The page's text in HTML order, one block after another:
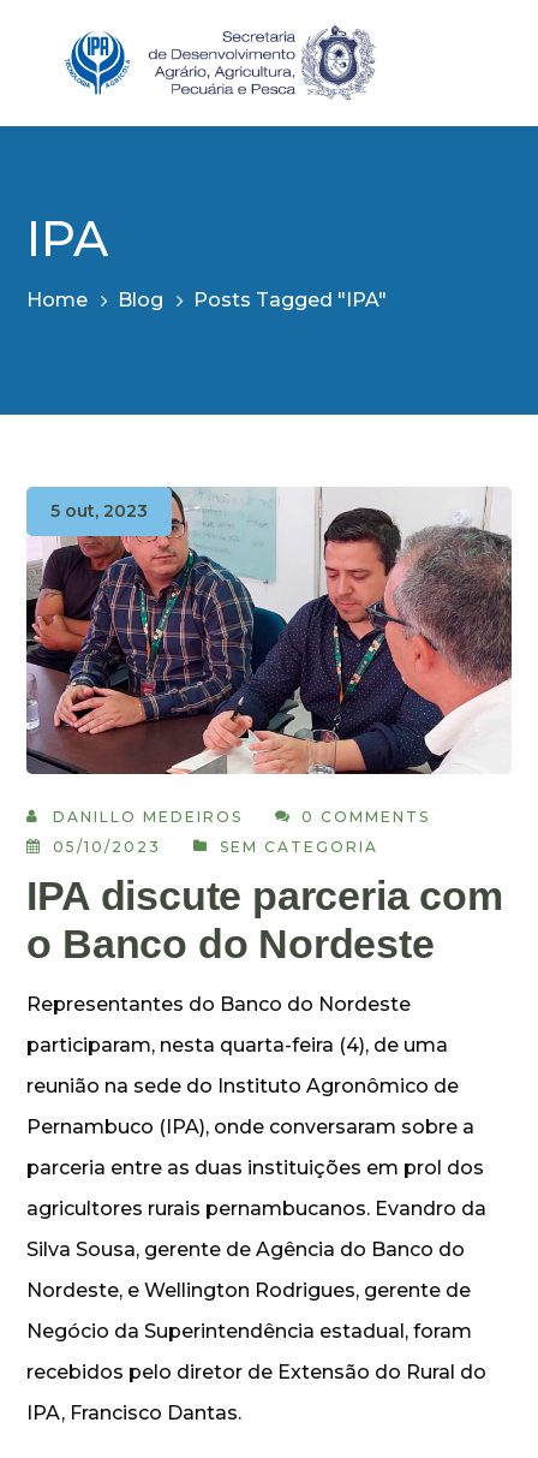
IPA
Home Blog Posts Tagged "IPA"
5 out, 2023
DANILLO MEDEIROS
0 COMMENTS
05/10/2023
SEM CATEGORIA
IPA discute parceria com
o Banco do Nordeste
Representantes do Banco do Nordeste
participaram, nesta quarta-feira (4), de uma
reunião na sede do Instituto Agronômico de
Pernambuco (IPA), onde conversaram sobre a
parceria entre as duas instituições em prol dos
agricultores rurais pernambucanos. Evandro da
Silva Sousa, gerente de Agência do Banco do
Nordeste, e Wellington Rodrigues, gerente de
Negócio da Superintendência estadual, foram
recebidos pelo diretor de Extensão do Rural do
IPA, Francisco Dantas.